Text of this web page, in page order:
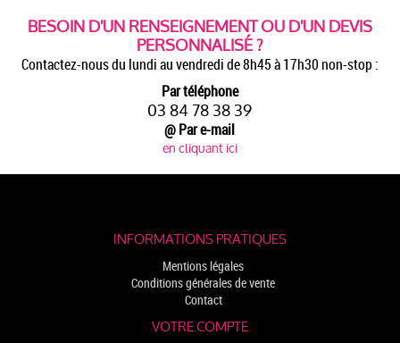
BESOIN D'UN RENSEIGNEMENT OU D'UN DEVIS
PERSONNALISÉ ?
Contactez-nous du lundi au vendredi de 8h45 à 17h30 non-stop :
Par téléphone
03 84 78 38 39
@ Par e-mail
en cliquant ici
INFORMATIONS PRATIQUES
Mentions légales
Conditions générales de vente
Contact
VOTRE COMPTE